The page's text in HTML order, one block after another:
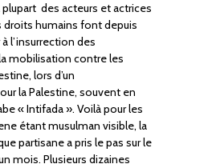
des acteurs et actrices
droits humains font depuis
l’insurrection des
mobilisation contre les
lors d’un
la Palestine, souvent en
« Intifada ». Voilà pour les
étant musulman visible, la
partisane a pris le pas sur le
mois. Plusieurs dizaines